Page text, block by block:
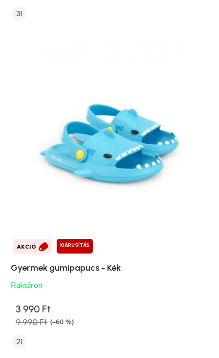
31
AKCIÓ KIÁRUSÍTÁS
Gyermek gumipapucs - Kék
Raktáron
3 990 Ft
9 990 Ft (–60 %)
21